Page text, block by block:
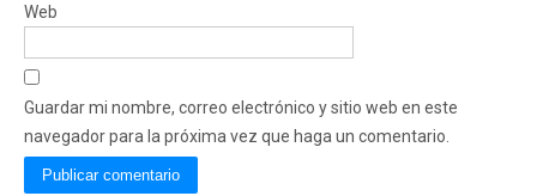
Web
Guardar mi nombre, correo electrónico y sitio web en este
navegador para la próxima vez que haga un comentario.